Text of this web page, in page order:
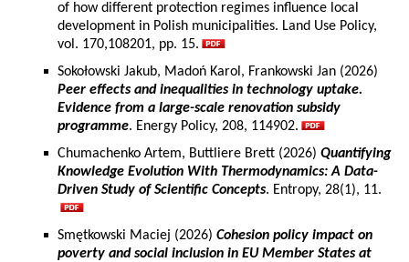
of how different protection regimes influence local
development in Polish municipalities. Land Use Policy,
vol. 170,108201, pp. 15.
Sokołowski Jakub, Madoń Karol, Frankowski Jan (2026)
Peer effects and inequalities in technology uptake.
Evidence from a large-scale renovation subsidy
programme. Energy Policy, 208, 114902.
Chumachenko Artem, Buttliere Brett (2026) Quantifying
Knowledge Evolution With Thermodynamics: A Data-
Driven Study of Scientific Concepts. Entropy, 28(1), 11.
Smętkowski Maciej (2026) Cohesion policy impact on
poverty and social inclusion in EU Member States at